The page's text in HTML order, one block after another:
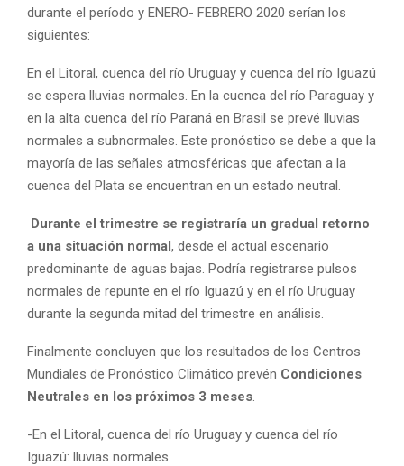
durante el período y ENERO- FEBRERO 2020 serían los
siguientes:
En el Litoral, cuenca del río Uruguay y cuenca del río Iguazú
se espera lluvias normales. En la cuenca del río Paraguay y
en la alta cuenca del río Paraná en Brasil se prevé lluvias
normales a subnormales. Este pronóstico se debe a que la
mayoría de las señales atmosféricas que afectan a la
cuenca del Plata se encuentran en un estado neutral.
Durante el trimestre se registraría un gradual retorno
a una situación normal, desde el actual escenario
predominante de aguas bajas. Podría registrarse pulsos
normales de repunte en el río Iguazú y en el río Uruguay
durante la segunda mitad del trimestre en análisis.
Finalmente concluyen que los resultados de los Centros
Mundiales de Pronóstico Climático prevén Condiciones
Neutrales en los próximos 3 meses
-En el Litoral, cuenca del río Uruguay y cuenca del río
Iguazú: lluvias normales.